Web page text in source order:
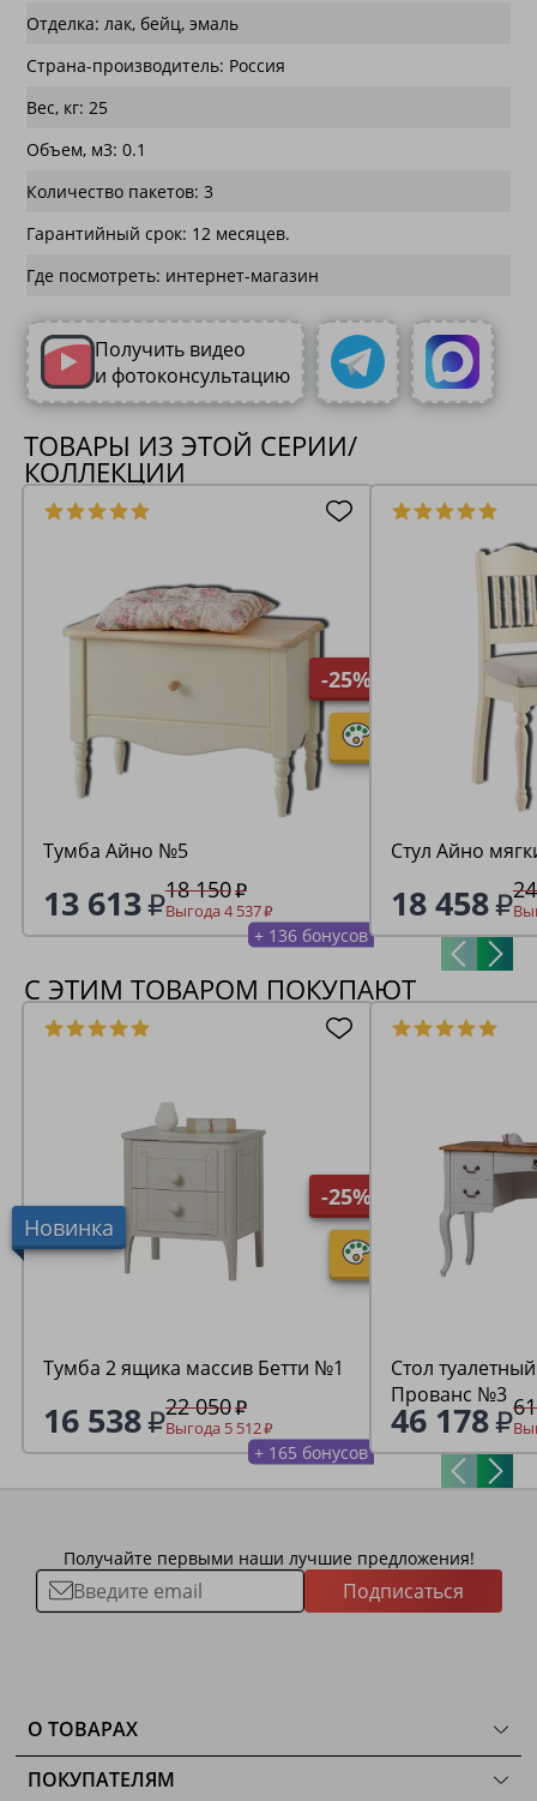
Отделка: лак, бейц, эмаль
Страна-производитель: Россия
Вес, кг: 25
Объем, м3: 0.1
Количество пакетов: 3
Гарантийный срок: 12 месяцев.
Где посмотреть: интернет-магазин
Получить видео
и фотоконсультацию
ТОВАРЫ ИЗ ЭТОЙ СЕРИИ/
КОЛЛЕКЦИИ
-25%
Тумба Айно №5
13 613 18 150
Выгода 4 537
+ 136 бонусов
Стул Айно
18 458
С ЭТИМ ТОВАРОМ ПОКУПАЮТ
Новинка
-25%
Тумба 2 ящика массив Бетти №1
16 538 22 050
Выгода 5 512
+ 165 бонусов
Стол
Прованс №3
46 178
Получайте первыми наши лучшие предложения!
Подписаться
О ТОВАРАХ
ТОВАРЫ
КОМНАТЫ
ПОКУПАТЕЛЯМ